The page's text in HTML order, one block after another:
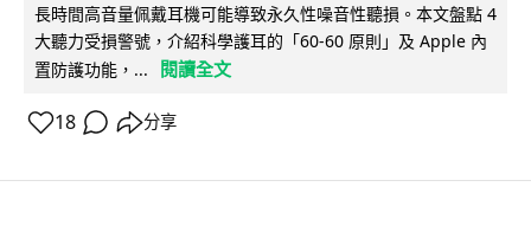
長時間高音量佩戴耳機可能導致永久性噪音性聽損。本文盤點 4
大聽力受損警號，介紹科學護耳的「60-60 原則」及 Apple 內
置防護功能，...
閱讀全文
18 分享